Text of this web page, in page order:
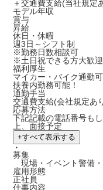
＋交通費支給(当社規定
モデル年収
賞与
昇給
休日・休暇
週3日～シフト制
※勤務日数相談可
※土日祝できる方大歓迎
福利厚生
マイカー・バイク通勤可
扶養内勤務可能！
通勤手当
交通費支給(会社規定あ
応募方法
下記記載の電話番号も
上、面接予定
+すべて表示する
・
募集
現場・イベント警備
雇用形態
正社員
仕事内容